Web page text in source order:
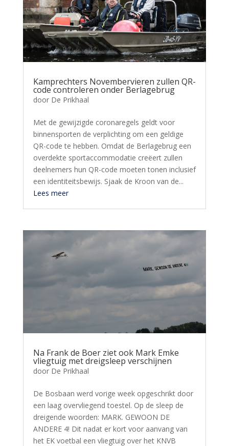
Kamprechters Novembervieren zullen QR-
code controleren onder Berlagebrug
door De Prikhaal
Met de gewijzigde coronaregels geldt voor
binnensporten de verplichting om een geldige
QR-code te hebben. Omdat de Berlagebrug een
overdekte sportaccommodatie creëert zullen
deelnemers hun QR-code moeten tonen inclusief
een identiteitsbewijs. Sjaak de Kroon van de...
Lees meer
Na Frank de Boer ziet ook Mark Emke
vliegtuig met dreigsleep verschijnen
door De Prikhaal
De Bosbaan werd vorige week opgeschrikt door
een laag overvliegend toestel. Op de sleep de
dreigende woorden: MARK. GEWOON DE
ANDERE 4! Dit nadat er kort voor aanvang van
het EK voetbal een vliegtuig over het KNVB